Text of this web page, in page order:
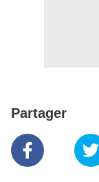
Partager